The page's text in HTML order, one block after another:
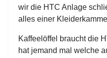
wir die HTC Anlage
alles einer
Kaffeelöffel braucht die
hat jemand mal welche